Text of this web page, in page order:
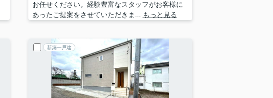
お任せください。経験豊富なスタッフがお客様に
あったご提案をさせていただきま...
もっと見る
新築一戸建